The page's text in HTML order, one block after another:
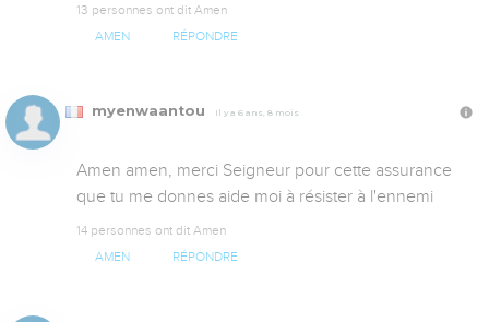
13 personnes ont dit Amen
AMEN RÉPONDRE
myenwaantou Il y a 6 ans, 8 mois
Amen amen, merci Seigneur pour cette assurance
que tu me donnes aide moi à résister à l'ennemi
14 personnes ont dit Amen
AMEN RÉPONDRE